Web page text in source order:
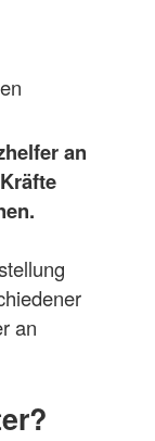
an
an